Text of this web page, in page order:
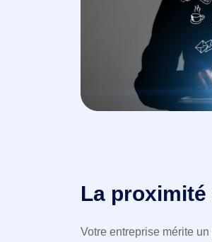
La proximité
Votre entreprise mérite